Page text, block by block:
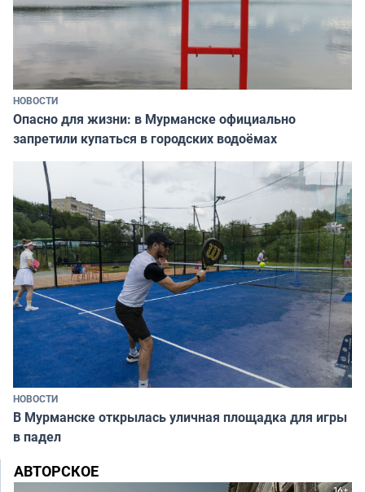
НОВОСТИ
Опасно для жизни: в Мурманске официально
запретили купаться в городских водоёмах
НОВОСТИ
В Мурманске открылась уличная площадка для игры
в падел
АВТОРСКОЕ